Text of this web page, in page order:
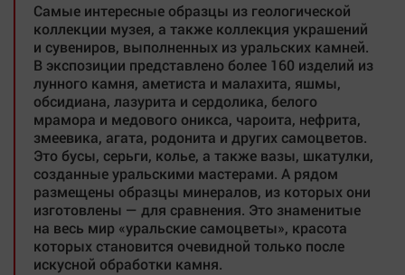
Самые интересные образцы из геологической
коллекции музея, а также коллекция украшений
и сувениров, выполненных из уральских камней.
В экспозиции представлено более 160 изделий из
лунного камня, аметиста и малахита, яшмы,
обсидиана, лазурита и сердолика, белого
мрамора и медового оникса, чароита, нефрита,
змеевика, агата, родонита и других самоцветов.
Это бусы, серьги, колье, а также вазы, шкатулки,
созданные уральскими мастерами. А рядом
размещены образцы минералов, из которых они
изготовлены — для сравнения. Это знаменитые
на весь мир «уральские самоцветы», красота
которых становится очевидной только после
искусной обработки камня.